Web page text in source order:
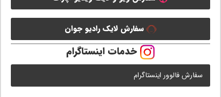
سفارش لایک رادیو جوان
خدمات اینستاگرام
سفارش فالوور اینستاگرام